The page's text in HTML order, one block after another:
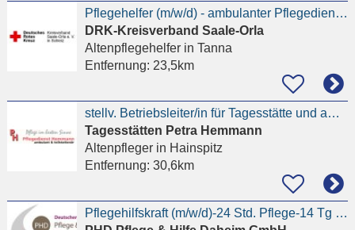
Pflegehelfer (m/w/d) - ambulanter Pflegedienst Tanna
DRK-Kreisverband Saale-Orla
Altenpflegehelferin Tanna
Entfernung: 23,5km
stellv. Betriebsleiter/in für Tagesstätte und ambulanten Pflegedienst
Tagesstätten Petra Hemmann
Altenpflegerin Hainspitz
Entfernung: 30,6km
Pflegehilfskraft (m/w/d)-24 Std. Pflege-14 Tg arbeiten-14 Tg frei